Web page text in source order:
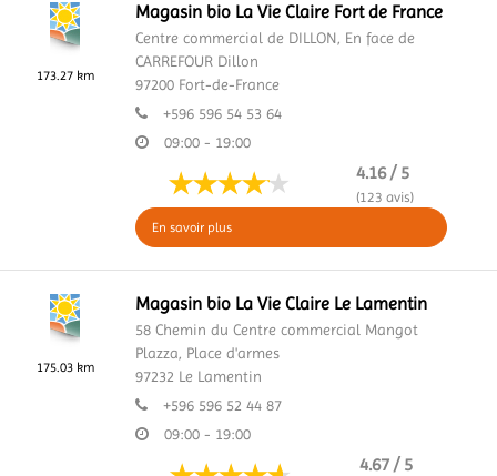
173.27 km
Magasin bio La Vie Claire Fort de France
Centre commercial de DILLON, En face de
CARREFOUR Dillon
97200 Fort-de-France
+596 596 54 53 64
09:00 - 19:00
4.16 / 5
(123 avis)
En savoir plus
175.03 km
Magasin bio La Vie Claire Le Lamentin
58 Chemin du Centre commercial Mangot
Plazza, Place d'armes
97232 Le Lamentin
+596 596 52 44 87
09:00 - 19:00
4.67 / 5